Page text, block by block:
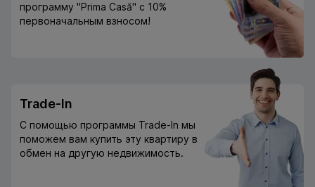
программу "Prima Casă" с 10%
первоначальным взносом!
Trade-In
С помощью программы Trade-In мы
поможем вам купить эту квартиру в
обмен на другую недвижимость.